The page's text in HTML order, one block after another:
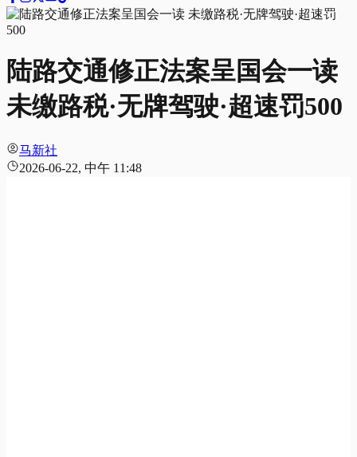
陆路交通修正法案呈国会一读
未缴路税·无牌驾驶·超速罚500
马新社
2026-06-22, 中午 11:48